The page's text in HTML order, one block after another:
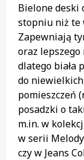
Bielone deski
stopniu niż te
Zapewniają
oraz lepszego
dlatego biała
do
pomieszczeń
posadzki o
m.in. w
w serii
czy w Jeans